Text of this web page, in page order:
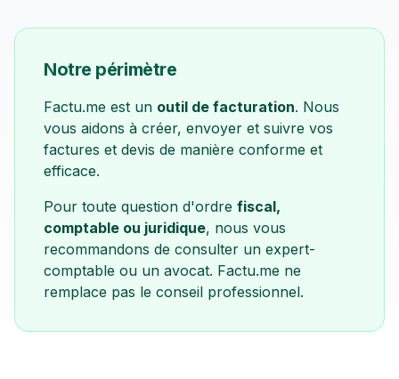
Notre périmètre
Factu.me est un outil de facturation. Nous
vous aidons à créer, envoyer et suivre vos
factures et devis de manière conforme et
efficace.
Pour toute question d'ordre fiscal,
comptable ou juridique, nous vous
recommandons de consulter un expert-
comptable ou un avocat. Factu.me ne
remplace pas le conseil professionnel.